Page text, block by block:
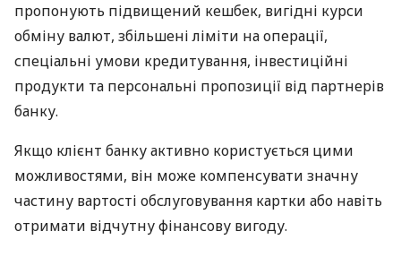
пропонують підвищений кешбек, вигідні курси
обміну валют, збільшені ліміти на операції,
спеціальні умови кредитування, інвестиційні
продукти та персональні пропозиції від партнерів
банку.
Якщо клієнт банку активно користується цими
можливостями, він може компенсувати значну
частину вартості обслуговування картки або навіть
отримати відчутну фінансову вигоду.